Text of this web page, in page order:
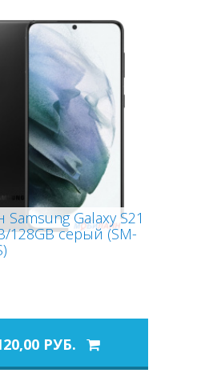
Galaxy S21
128GB серый (SM-
РУБ.